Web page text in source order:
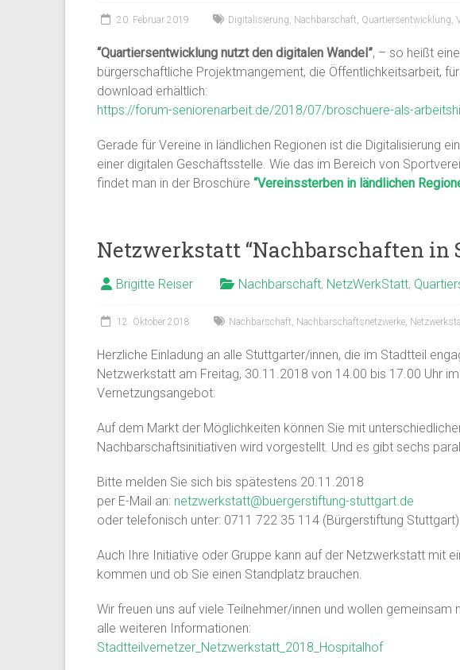
20. Februar 2019 Digitalisierung, Nachbarschaft, Quartiersentwicklung,
“Quartiersentwicklung nutzt den digitalen Wandel”, – so heißt
bürgerschaftliche Projektmangement, die Öffentlichkeitsarbeit,
download erhältlich:
https://forum-seniorenarbeit.de/2018/07/broschuere-als-
Gerade für Vereine in ländlichen Regionen ist die Digitalisierung
einer digitalen Geschäftsstelle. Wie das im Bereich von
findet man in der Broschüre “Vereinssterben in ländlichen
Netzwerkstatt “Nachbarschaften in
Brigitte Reiser Nachbarschaft, NetzWerkStatt,
12. Oktober 2018 Nachbarschaft, Nachbarschaftsnetzwerke,
Herzliche Einladung an alle Stuttgarter/innen, die im Stadtteil
Netzwerkstatt am Freitag, 30.11.2018 von 14.00 bis 17.00 Uhr
Vernetzungsangebot:
Auf dem Markt der Möglichkeiten können Sie mit
Nachbarschaftsinitiativen wird vorgestellt. Und es gibt sechs
Bitte melden Sie sich bis spätestens 20.11.2018
per E-Mail an: netzwerkstatt@buergerstiftung-stuttgart.de
oder telefonisch unter: 0711 722 35 114 (Bürgerstiftung
Auch Ihre Initiative oder Gruppe kann auf der Netzwerkstatt mit
kommen und ob Sie einen Standplatz brauchen.
Wir freuen uns auf viele Teilnehmer/innen und wollen
alle weiteren Informationen:
Stadtteilvernetzer_Netzwerkstatt_2018_Hospitalhof